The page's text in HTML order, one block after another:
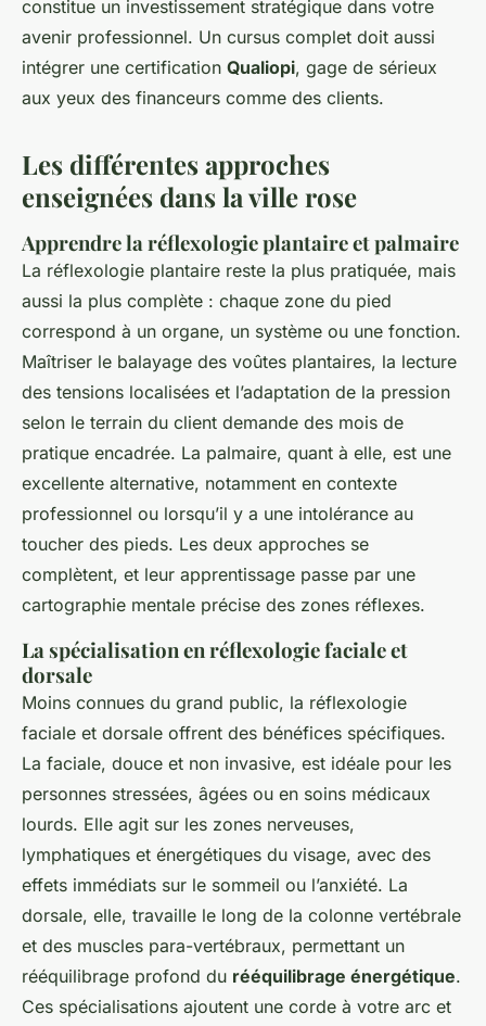
constitue un investissement stratégique dans votre
avenir professionnel. Un cursus complet doit aussi
intégrer une certification Qualiopi, gage de sérieux
aux yeux des financeurs comme des clients.
Les différentes approches
enseignées dans la ville rose
Apprendre la réflexologie plantaire et palmaire
La réflexologie plantaire reste la plus pratiquée, mais
aussi la plus complète : chaque zone du pied
correspond à un organe, un système ou une fonction.
Maîtriser le balayage des voûtes plantaires, la lecture
des tensions localisées et l’adaptation de la pression
selon le terrain du client demande des mois de
pratique encadrée. La palmaire, quant à elle, est une
excellente alternative, notamment en contexte
professionnel ou lorsqu’il y a une intolérance au
toucher des pieds. Les deux approches se
complètent, et leur apprentissage passe par une
cartographie mentale précise des zones réflexes.
La spécialisation en réflexologie faciale et
dorsale
Moins connues du grand public, la réflexologie
faciale et dorsale offrent des bénéfices spécifiques.
La faciale, douce et non invasive, est idéale pour les
personnes stressées, âgées ou en soins médicaux
lourds. Elle agit sur les zones nerveuses,
lymphatiques et énergétiques du visage, avec des
effets immédiats sur le sommeil ou l’anxiété. La
dorsale, elle, travaille le long de la colonne vertébrale
et des muscles para-vertébraux, permettant un
rééquilibrage profond du rééquilibrage énergétique.
Ces spécialisations ajoutent une corde à votre arc et